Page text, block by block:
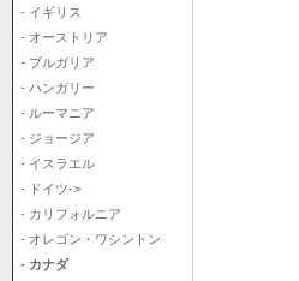
- イギリス
- オーストリア
- ブルガリア
- ハンガリー
- ルーマニア
- ジョージア
- イスラエル
- ドイツ->
- カリフォルニア
- オレゴン・ワシントン
- カナダ